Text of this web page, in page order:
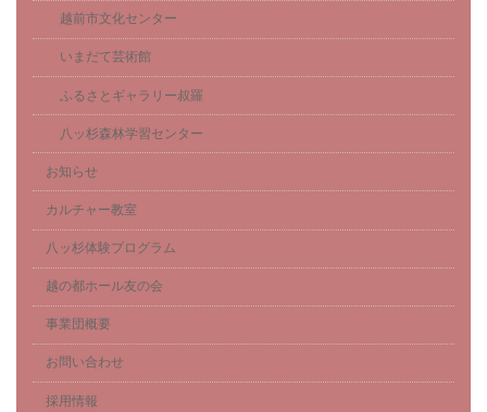
越前市文化センター
いまだて芸術館
ふるさとギャラリー叔羅
八ッ杉森林学習センター
お知らせ
カルチャー教室
八ッ杉体験プログラム
越の都ホール友の会
事業団概要
お問い合わせ
採用情報